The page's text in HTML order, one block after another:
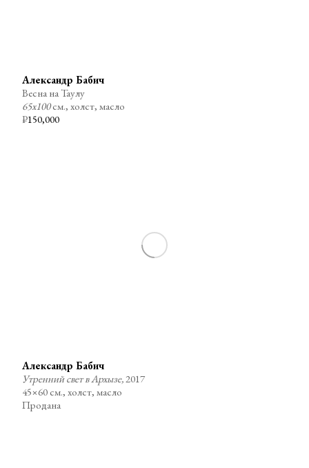
₽150,000
Александр Бабич
Весна на Таулу
65х100см., холст, масло
Александр Бабич
Утренний свет в Архызе, 2017
45×60 см., холст, масло
Продана